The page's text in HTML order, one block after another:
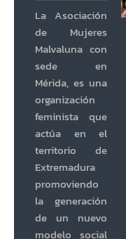
La Asociación
de Mujeres
Malvaluna con
sede en
Mérida, es una
organización
feminista que
actúa en el
territorio de
Extremadura
promoviendo
la generación
de un nuevo
modelo social